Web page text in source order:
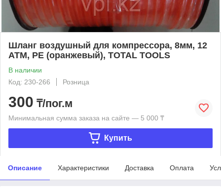
Шланг воздушный для компрессора, 8мм, 12
АТМ, PE (оранжевый), TOTAL TOOLS
В наличии
Код: 230-266
Розница
300 ₸/пог.м
Минимальная сумма заказа на сайте — 5 000 ₸
Купить
Описание Характеристики Доставка Оплата